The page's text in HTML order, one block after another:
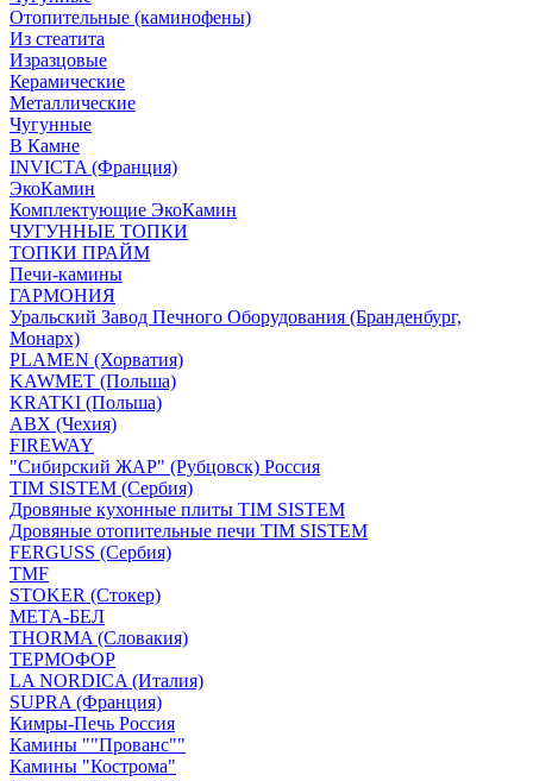
Отопительные (каминофены)
Из стеатита
Изразцовые
Керамические
Металлические
Чугунные
В Камне
INVICTA (Франция)
ЭкоКамин
Комплектующие ЭкоКамин
ЧУГУННЫЕ ТОПКИ
ТОПКИ ПРАЙМ
Печи-камины
ГАРМОНИЯ
Уральский Завод Печного Оборудования (Бранденбург,
Монарх)
PLAMEN (Хорватия)
KAWMET (Польша)
KRATKI (Польша)
ABX (Чехия)
FIREWAY
"Сибирский ЖАР" (Рубцовск) Россия
TIM SISTEM (Сербия)
Дровяные кухонные плиты TIM SISTEM
Дровяные отопительные печи TIM SISTEM
FERGUSS (Сербия)
TMF
STOKER (Стокер)
МЕТА-БЕЛ
THORMA (Словакия)
ТЕРМОФОР
LA NORDICA (Италия)
SUPRA (Франция)
Кимры-Печь Россия
Камины ""Прованс""
Камины "Кострома"